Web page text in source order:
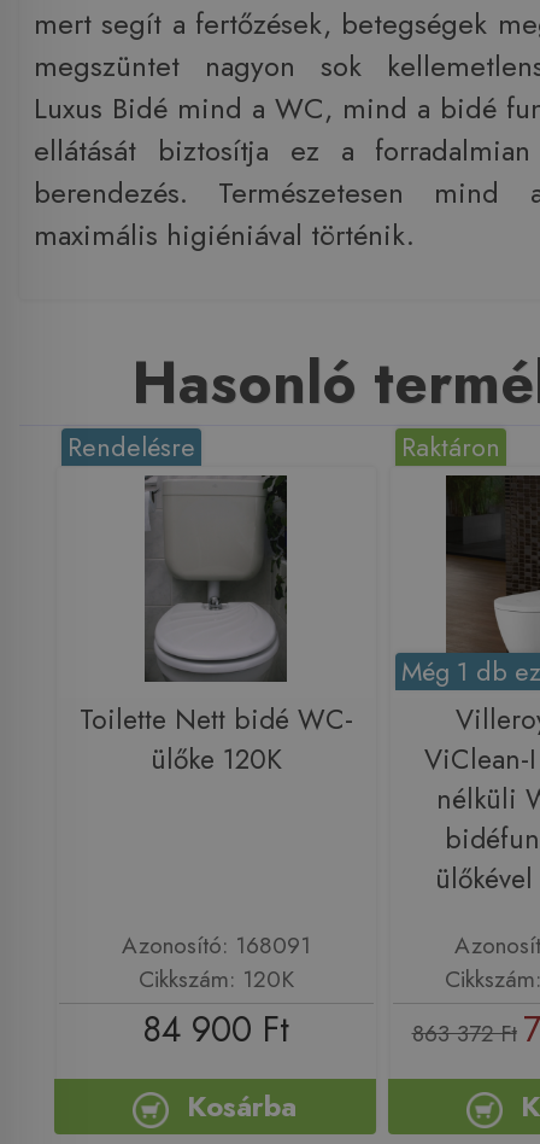
mert segít a fertőzések, betegségek
megszüntet nagyon sok
Luxus Bidé mind a WC, mind a bidé
ellátását biztosítja ez a
berendezés. Természetesen
maximális higiéniával történik.
Hasonló
Rendelésre
Toilette Nett bidé WC-
ülőke 120K
Azonosító: 168091
Cikkszám: 120K
84 900 Ft
Kosárba
Raktáron
Még 1 db
ViClean-
nélküli
863 372 Ft